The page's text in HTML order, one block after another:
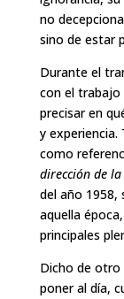
no
sino de estar
Durante el
con el
precisar en
y
como
dirección de la
del año 1958,
aquella
principales
Dicho de
poner al día,